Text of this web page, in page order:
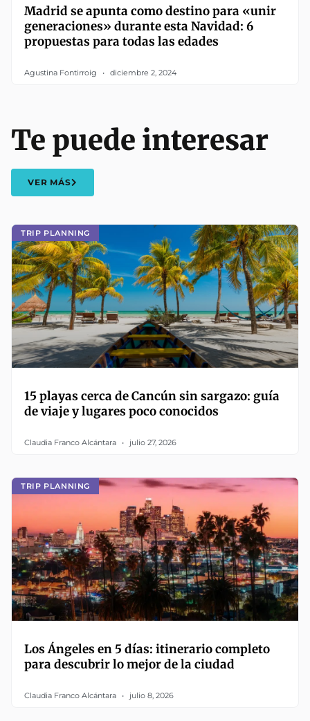
Madrid se apunta como destino para «unir
generaciones» durante esta Navidad: 6
propuestas para todas las edades
Agustina Fontirroig diciembre 2, 2024
TRIP PLANNING
15 playas cerca de Cancún sin sargazo: guía
de viaje y lugares poco conocidos
Claudia Franco Alcántara julio 27, 2026
TRIP PLANNING
Los Ángeles en 5 días: itinerario completo
para descubrir lo mejor de la ciudad
Claudia Franco Alcántara julio 8, 2026
Te puede interesar
VER MÁS